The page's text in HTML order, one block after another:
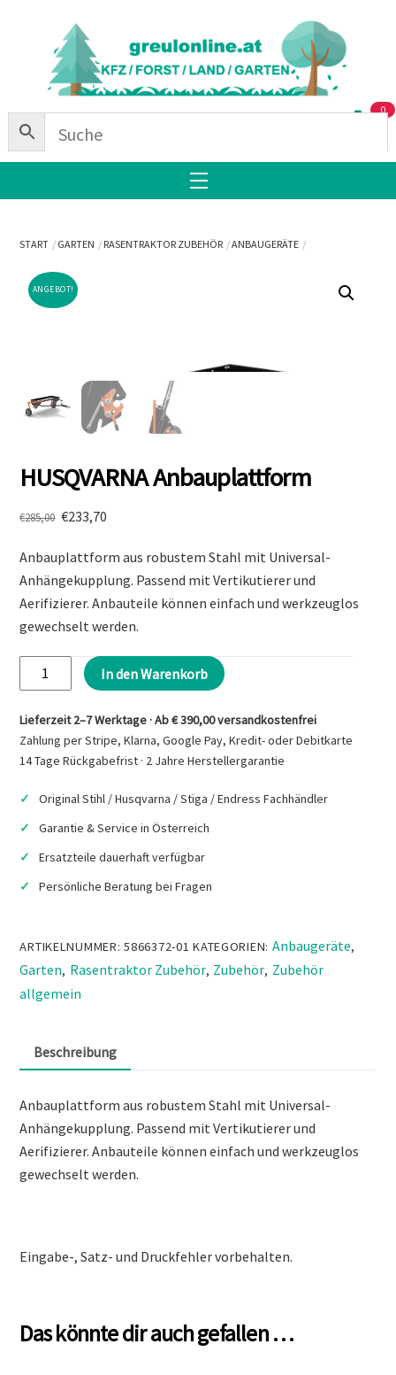
0
Menu
START GARTEN RASENTRAKTOR ZUBEHÖR ANBAUGERÄTE
ANGEBOT!
HUSQVARNA Anbauplattform
€285,00 Ursprünglicher
war:
€285,00
€233,70
ist:
€233,70.
Anbauplattform aus robustem Stahl mit Universal-
Anhängekupplung. Passend mit Vertikutierer und
Aerifizierer. Anbauteile können einfach und werkzeuglos
gewechselt werden.
HUSQVARNA
Anbauplattform
Menge
In den Warenkorb
Lieferzeit 2–7 Werktage · Ab € 390,00 versandkostenfrei
Zahlung per Stripe, Klarna, Google Pay, Kredit- oder Debitkarte
14 Tage Rückgabefrist · 2 Jahre Herstellergarantie
Original Stihl / Husqvarna / Stiga / Endress Fachhändler
Garantie & Service in Österreich
Ersatzteile dauerhaft verfügbar
Persönliche Beratung bei Fragen
ARTIKELNUMMER:5866372-01 KATEGORIEN: Anbaugeräte,
Garten, Rasentraktor Zubehör, Zubehör, Zubehör
allgemein
Beschreibung
Anbauplattform aus robustem Stahl mit Universal-
Anhängekupplung. Passend mit Vertikutierer und
Aerifizierer. Anbauteile können einfach und werkzeuglos
gewechselt werden.
Eingabe-, Satz- und Druckfehler vorbehalten.
Das könnte dir auch gefallen …
To
Top